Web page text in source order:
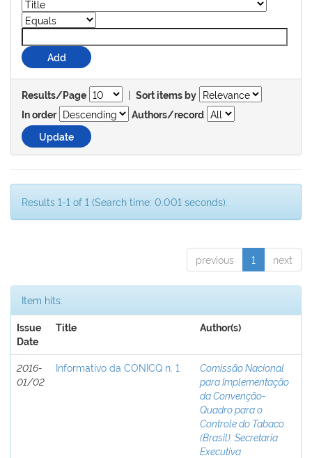
Results/Page | Sort items by
In order
Authors/record
Results 1-1 of 1 (Search time: 0.001 seconds).
previous 1 next
Item hits:
Issue
Date
Title Author(s)
2016-
01/02
Informativo da CONICQ n. 1
Comissão Nacional
para Implementação
da Convenção-
Quadro para o
Controle do Tabaco
(Brasil). Secretaria
Executiva